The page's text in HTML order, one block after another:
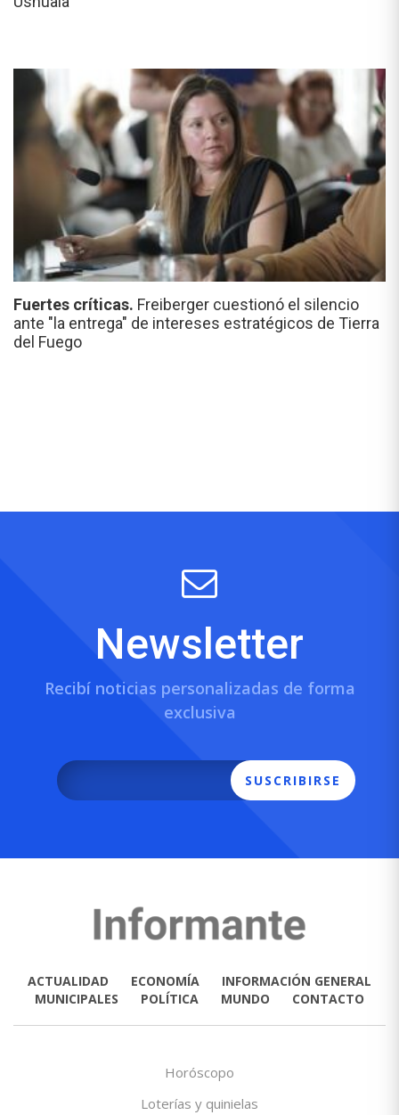
Fuertes críticas. Freiberger cuestionó el silencio
ante "la entrega" de intereses estratégicos de Tierra
del Fuego
Newsletter
Recibí noticias personalizadas de forma
exclusiva
SUSCRIBIRSE
ACTUALIDAD ECONOMÍA
INFORMACIÓN GENERAL
MUNICIPALES
POLÍTICA MUNDO CONTACTO
Horóscopo
Loterías y quinielas